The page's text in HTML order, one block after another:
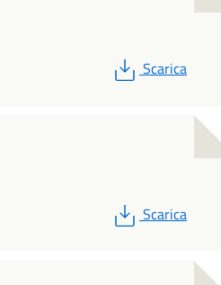
PDF
Scarica
PDF
Scarica